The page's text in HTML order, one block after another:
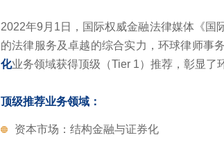
2022年9月1日，国际权威金融法律媒体《国
的法律服务及卓越的综合实力，环球律师事
化业务领域获得顶级（Tier 1）推荐，彰显了
顶级推荐业务领域：
资本市场：结构金融与证券化